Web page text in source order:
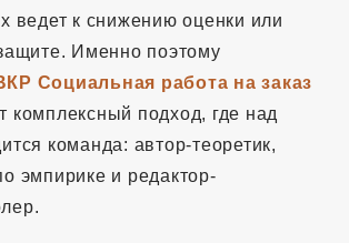
ведет к снижению оценки или
Именно поэтому
Социальная работа на заказ
комплексный подход, где над
команда: автор-теоретик,
эмпирике и редактор-